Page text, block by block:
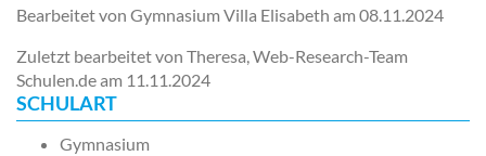
Bearbeitet von Gymnasium Villa Elisabeth am 08.11.2024
Zuletzt bearbeitet von Theresa, Web-Research-Team
Schulen.de am 11.11.2024
SCHULART
Gymnasium